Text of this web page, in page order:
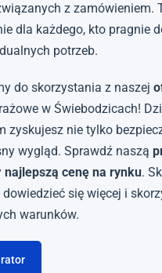
z zamówieniem.
dla każdego, kto pragnie
potrzeb.
do skorzystania z naszej
w Świebodzicach!
zyskujesz nie tylko
wygląd. Sprawdź naszą
najlepszą cenę na rynku.
dowiedzieć się więcej i
warunków.